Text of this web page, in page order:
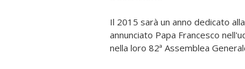
Il 2015 sarà un anno dedicato
annunciato Papa Francesco
nella loro 82ª Assemblea
la pubblicazione di questa antologia
Farì: si tratta di brani di discorsi